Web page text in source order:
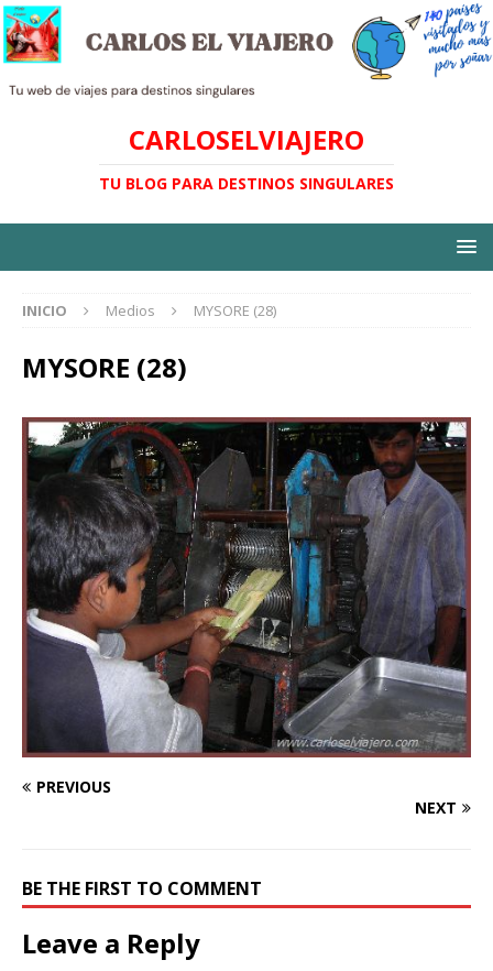
CARLOSELVIAJERO
TU BLOG PARA DESTINOS SINGULARES
INICIO Medios MYSORE (28)
MYSORE (28)
PREVIOUS
NEXT
BE THE FIRST TO COMMENT
Leave a Reply